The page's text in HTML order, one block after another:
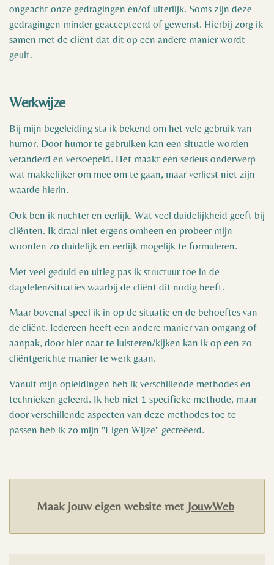
ongeacht onze gedragingen en/of uiterlijk. Soms zijn deze
gedragingen minder geaccepteerd of gewenst. Hierbij zorg ik
samen met de cliënt dat dit op een andere manier wordt
geuit.
Werkwijze
Bij mijn begeleiding sta ik bekend om het vele gebruik van
humor. Door humor te gebruiken kan een situatie worden
veranderd en versoepeld. Het maakt een serieus onderwerp
wat makkelijker om mee om te gaan, maar verliest niet zijn
waarde hierin.
Ook ben ik nuchter en eerlijk. Wat veel duidelijkheid geeft bij
cliënten. Ik draai niet ergens omheen en probeer mijn
woorden zo duidelijk en eerlijk mogelijk te formuleren.
Met veel geduld en uitleg pas ik structuur toe in de
dagdelen/situaties waarbij de cliënt dit nodig heeft.
Maar bovenal speel ik in op de situatie en de behoeftes van
de cliënt. Iedereen heeft een andere manier van omgang of
aanpak, door hier naar te luisteren/kijken kan ik op een zo
cliëntgerichte manier te werk gaan.
Vanuit mijn opleidingen heb ik verschillende methodes en
technieken geleerd. Ik heb niet 1 specifieke methode, maar
door verschillende aspecten van deze methodes toe te
passen heb ik zo mijn "Eigen Wijze" gecreëerd.
Maak jouw eigen website met JouwWeb